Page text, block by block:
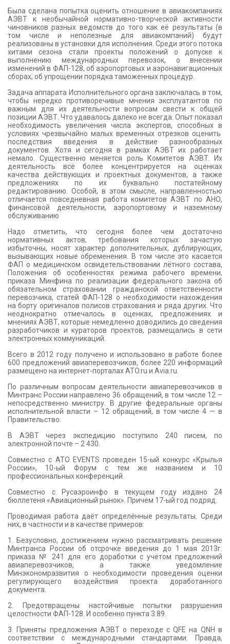
Была сделана попытка оценить отношение в авиакомпаниях
АЭВТ к необычайной нормативно-творческой активности
чиновников разных ведомств до того как её результаты (в
том числе и неполезные для авиакомпаний) будут
реализованы в установки для исполнения. Среди этого потока
хитами сезона стали проекты положений о допуске к
выполнению международных перевозок, о внесении
изменений в ФАП-128, об аэропортовых и аэронавигационных
сборах, об упрощении порядка таможенных процедур.
Задача аппарата Исполнительного органа заключалась в том,
чтобы нередко противоречивые мнения эксплуатантов по
важным для их деятельности вопросам свести к общей
позиции АЭВТ. Что удавалось далеко не всегда. Опыт показал
необходимость увеличения числа экспертов, способных в
условиях чрезвычайно малых временных отрезков оценить
последствия введения в действие разнообразных
документов. Хотя и сегодня в рамках АЭВТ их работает
немало. Существенно меняется роль Комитетов АЭВТ. Их
деятельность всё более концентрируется на оценках
качества действующих и проектных документов, а также
предложениях по их буквально постатейному
редактированию. Особой, в этом смысле, направленностью
отличается повседневная работа комитетов АЭВТ по АНО,
финансовой деятельности, аэропортовому и наземному
обслуживанию
Надо отметить, что сегодня более чем достаточно
нормативных актов, требования которых зачастую
избыточны, носят характер дополнительных, дублирующих,
вызывающих новые обременения. В том числе это касается
ФАП о медицинском освидетельствовании лётного состава,
Положения об особенностях режима рабочего времени,
приказа Минфина по реализации федерального закона об
обязательном страховании гражданской ответственности
перевозчика, статей ФАП-128 о необходимости нахождения
на борту оригиналов полисов страхования и ряда других. Что
неоднократно отмечалось в оценках, предложениях и
мнениях АЭВТ, которые немедленно доводились до сведения
разработчиков и кураторов проектов, размещались в сети
электронных коммуникаций.
Всего в 2012 году получено и использовано в работе более
600 предложений авиаперевозчиков, более 220 информаций
размещено на интернет-порталах ATO.ru и Avia.ru.
По различным вопросам деятельности авиаперевозчиков в
Минтранс России направлено 36 обращений, в том числе 12 –
непосредственно министру. В другие федеральные органы
исполнительной власти – 12 обращений, в том числе 4 — в
Правительство.
В АЭВТ через экспедицию поступило 240 писем, по
электронной почте – 2 430.
Совместно с ATO EVENTS проведен 15-ый конкурс «Крылья
России», 10-ый Форум с тем же названием и 10
профессиональных конференций.
Совместно с Русаэроинфо в текущем году издано 24
бюллетеня «Авиационный рынок». Причем 17-ый год подряд.
Проводимая работа даёт определённые результаты. Среди
них, в частности и в качестве примеров:
1. Безусловно, достижением нужно рассматривать решение
Минтранса России об отсрочке введения до 1 мая 2013г.
приказа № 241 для его доработки с учётом предложений
авиаперевозчиков, а также уведомление
Минэкономразвития о необходимости проведения оценки
регулирующего воздействия проекта доработанного
документа.
2. Предотвращены настойчивые попытки разрушения
целостности ФАП-128. И особенно пункта 3.89.
3. Приняты предложения АЭВТ о переходе с QFE на QNH в
соответствии с международными стандартами. Правда,